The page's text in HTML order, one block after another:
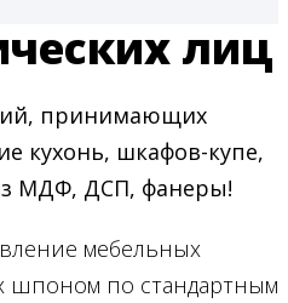
лиц
принимающих
кухонь, шкафов-купе,
МДФ, ДСП, фанеры!
мебельных
шпоном по стандартным